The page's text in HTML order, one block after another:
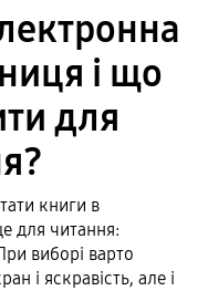
і що
для
книги в
для читання:
виборі варто
і яскравість, але і